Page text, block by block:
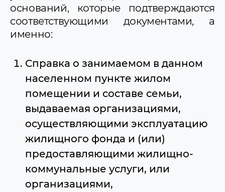
оснований, которые подтверждаются
соответствующими документами, а
именно:
Справка о занимаемом в данном
населенном пункте жилом
помещении и составе семьи,
выдаваемая организациями,
осуществляющими эксплуатацию
жилищного фонда и (или)
предоставляющими жилищно-
коммунальные услуги, или
организациями,